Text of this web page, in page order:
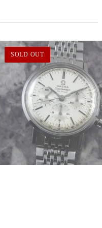
SOLD OUT